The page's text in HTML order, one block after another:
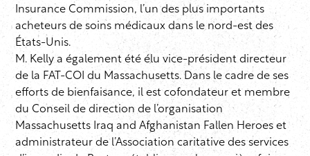
Insurance Commission, l’un des plus importants
acheteurs de soins médicaux dans le nord-est des
États-Unis.
M. Kelly a également été élu vice-président directeur
de la FAT-COI du Massachusetts. Dans le cadre de ses
efforts de bienfaisance, il est cofondateur et membre
du Conseil de direction de l’organisation
Massachusetts Iraq and Afghanistan Fallen Heroes et
administrateur de l’Association caritative des services